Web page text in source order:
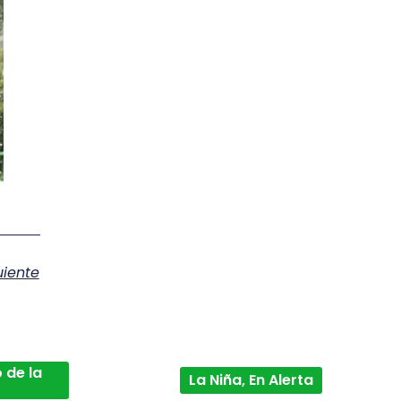
de la La Niña, En Alerta